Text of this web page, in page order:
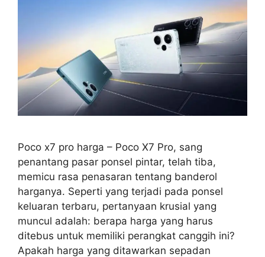
Poco x7 pro harga – Poco X7 Pro, sang
penantang pasar ponsel pintar, telah tiba,
memicu rasa penasaran tentang banderol
harganya. Seperti yang terjadi pada ponsel
keluaran terbaru, pertanyaan krusial yang
muncul adalah: berapa harga yang harus
ditebus untuk memiliki perangkat canggih ini?
Apakah harga yang ditawarkan sepadan